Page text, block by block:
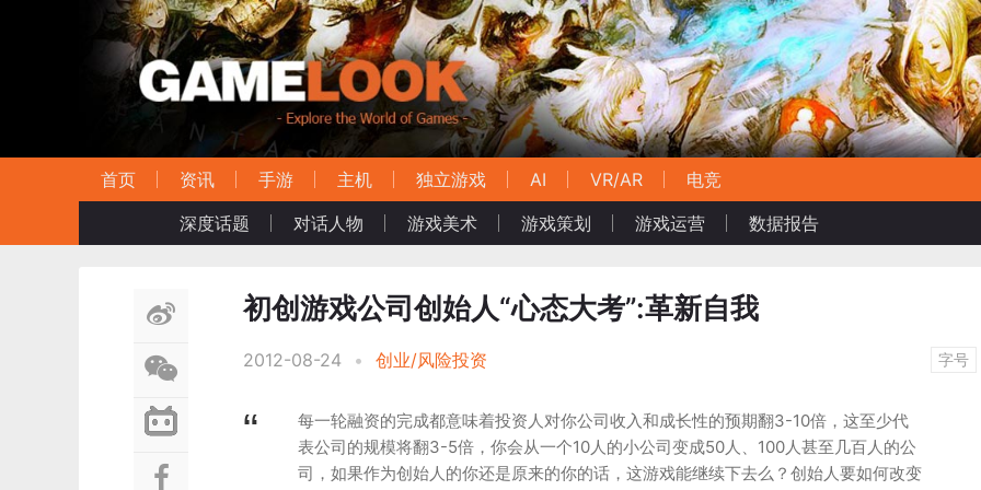
首页 资讯 手游 主机 独立游戏 AI VR/AR
电竞
深度话题
对话人物 游戏美术 游戏策划 游戏运营 数据报告
初创游戏公司创始人“心态大考”:革新自我
2012-08-24 • 创业/风险投资 字号
每一轮融资的完成都意味着投资人对你公司收入和成长性的预期翻3-10倍，这至少代
表公司的规模将翻3-5倍，你会从一个10人的小公司变成50人、100人甚至几百人的公
司，如果作为创始人的你还是原来的你的话，这游戏能继续下去么？创始人要如何改变